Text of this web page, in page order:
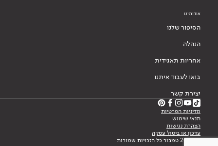
אודותינו
הסיפור שלנו
הנהלה
אחריות תאגידית
בואו לעבוד איתנו
יצירת קשר
מדיניות הפרטיות
תנאי שימוש
הצהרת נגישות
עדכון או ביטול עסקה
© 2026 טמבור כל הזכויות שמורות